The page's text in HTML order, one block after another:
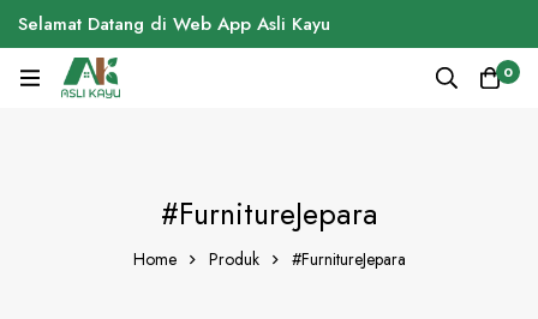
Selamat Datang di Web App Asli Kayu
0
#FurnitureJepara
Home Produk #FurnitureJepara